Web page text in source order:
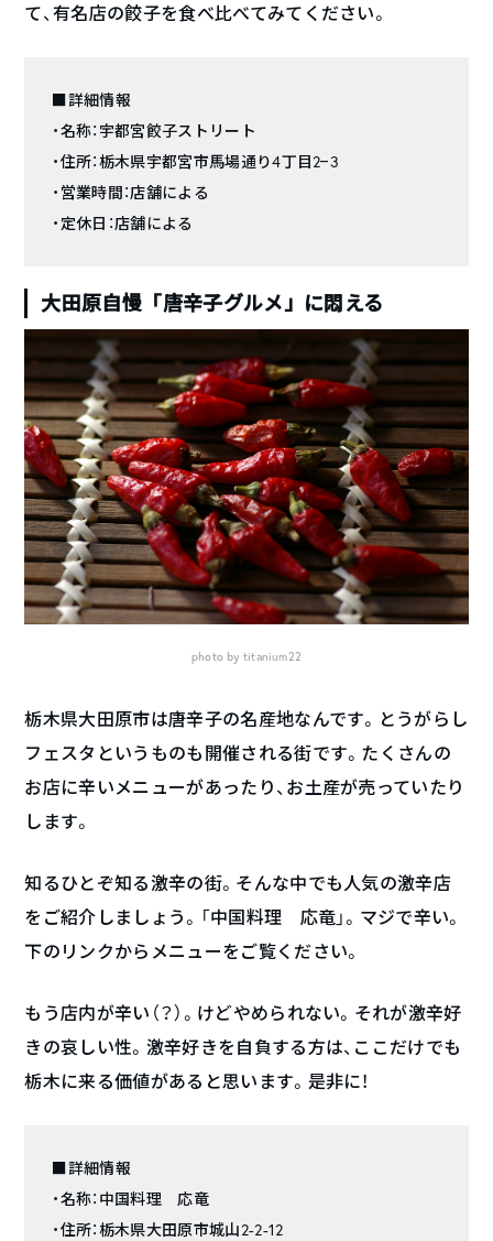
て、有名店の餃子を食べ比べてみてください。
■詳細情報
・名称：宇都宮餃子ストリート
・住所：栃木県宇都宮市馬場通り4丁目2−3
・営業時間：店舗による
・定休日：店舗による
大田原自慢「唐辛子グルメ」に悶える
photo by titanium22
栃木県大田原市は唐辛子の名産地なんです。とうがらし
フェスタというものも開催される街です。たくさんの
お店に辛いメニューがあったり、お土産が売っていたり
します。
知るひとぞ知る激辛の街。そんな中でも人気の激辛店
をご紹介しましょう。「中国料理 応竜」。マジで辛い。
下のリンクからメニューをご覧ください。
もう店内が辛い（？）。けどやめられない。それが激辛好
きの哀しい性。激辛好きを自負する方は、ここだけでも
栃木に来る価値があると思います。是非に！
■詳細情報
・名称：中国料理 応竜
・住所：栃木県大田原市城山2-2-12